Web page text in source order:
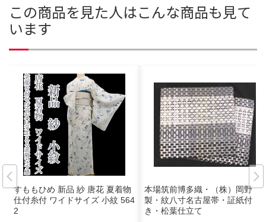
この商品を見た人はこんな商品も見て
います
すももひめ 新品 紗 唐花 夏着物
仕付糸付 ワイドサイズ 小紋 564
2
本場筑前博多織・（株）岡野
製・紋八寸名古屋帯・証紙付
き・松葉仕立て